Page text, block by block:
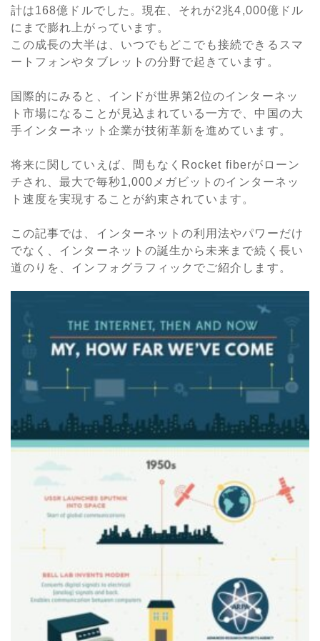
計は168億ドルでした。現在、それが2兆4,000億ドル
にまで膨れ上がっています。
この成長の大半は、いつでもどこでも接続できるスマ
ートフォンやタブレットの分野で起きています。
国際的にみると、インドが世界第2位のインターネッ
ト市場になることが見込まれている一方で、中国の大
手インターネット企業が技術革新を進めています。
将来に関していえば、間もなくRocket fiberがローン
チされ、最大で毎秒1,000メガビットのインターネッ
ト速度を実現することが約束されています。
この記事では、インターネットの利用法やパワーだけ
でなく、インターネットの誕生から未来まで続く長い
道のりを、インフォグラフィックでご紹介します。